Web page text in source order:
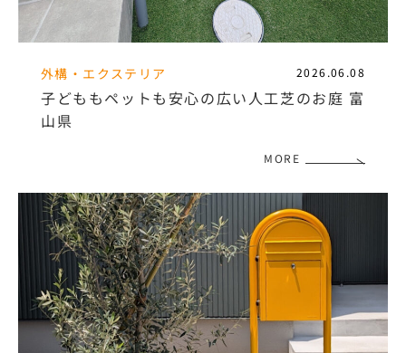
外構・エクステリア 2026.06.08
子どももペットも安心の広い人工芝のお庭 富
山県
MORE